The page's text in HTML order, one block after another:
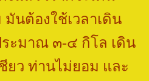
นต้องใช้เวลาเดิน
ระมาณ ๓-๔ กิโล เดิน
ยว ท่านไม่ยอม และ